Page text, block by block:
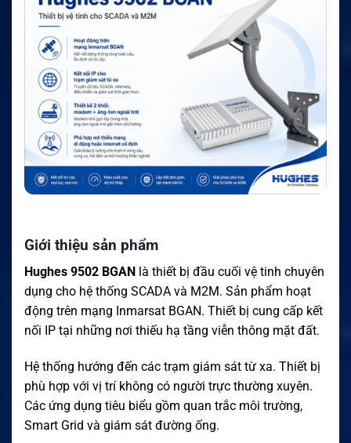
Giới thiệu sản phẩm
Hughes 9502 BGAN là thiết bị đầu cuối vệ tinh chuyên
dụng cho hệ thống SCADA và M2M. Sản phẩm hoạt
động trên mạng Inmarsat BGAN. Thiết bị cung cấp kết
nối IP tại những nơi thiếu hạ tầng viễn thông mặt đất.
Hệ thống hướng đến các trạm giám sát từ xa. Thiết bị
phù hợp với vị trí không có người trực thường xuyên.
Các ứng dụng tiêu biểu gồm quan trắc môi trường,
Smart Grid và giám sát đường ống.